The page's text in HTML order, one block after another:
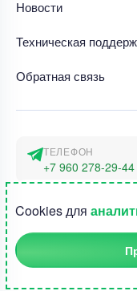
Новости
Техническая
Обратная связь
ТЕЛЕФОН
+7 960 278-29-44
г. Москва, наб.
©2015-2026, Студландия -
Cookies для